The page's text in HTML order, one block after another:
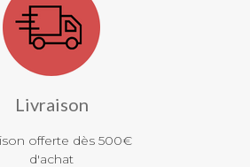
Livraison
offerte dès 500€
d'achat